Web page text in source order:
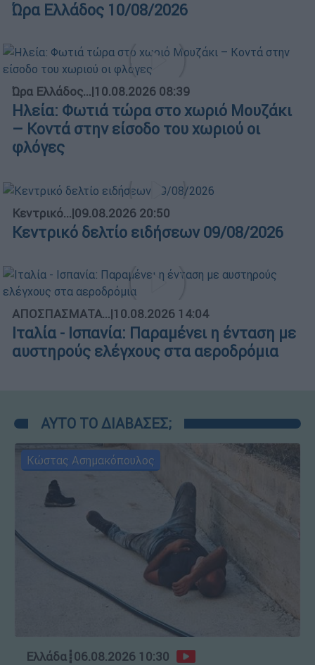
Ώρα Ελλάδος 10/08/2026
Ώρα Ελλάδος...|10.08.2026 08:39
Ηλεία: Φωτιά τώρα στο χωριό Μουζάκι
– Κοντά στην είσοδο του χωριού οι
φλόγες
Κεντρικό...|09.08.2026 20:50
Κεντρικό δελτίο ειδήσεων 09/08/2026
ΑΠΟΣΠΑΣΜΑΤΑ...|10.08.2026 14:04
Ιταλία - Ισπανία: Παραμένει η ένταση με
αυστηρούς ελέγχους στα αεροδρόμια
ΑΥΤΟ ΤΟ ΔΙΑΒΑΣΕΣ;
Κώστας Ασημακόπουλος
Ελλάδα┋06.08.2026 10:30